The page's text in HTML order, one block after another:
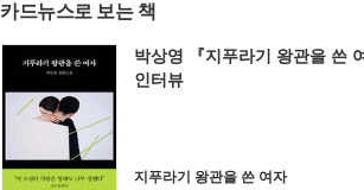
카드뉴스로 보는 책
박상영 『지푸라기 왕관을 쓴
인터뷰
지푸라기 왕관을 쓴 여자